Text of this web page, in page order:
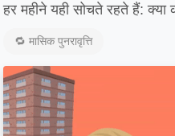
हर महीने यही सोचते रहते हैं: क्या
🔁 मासिक पुनरावृत्ति